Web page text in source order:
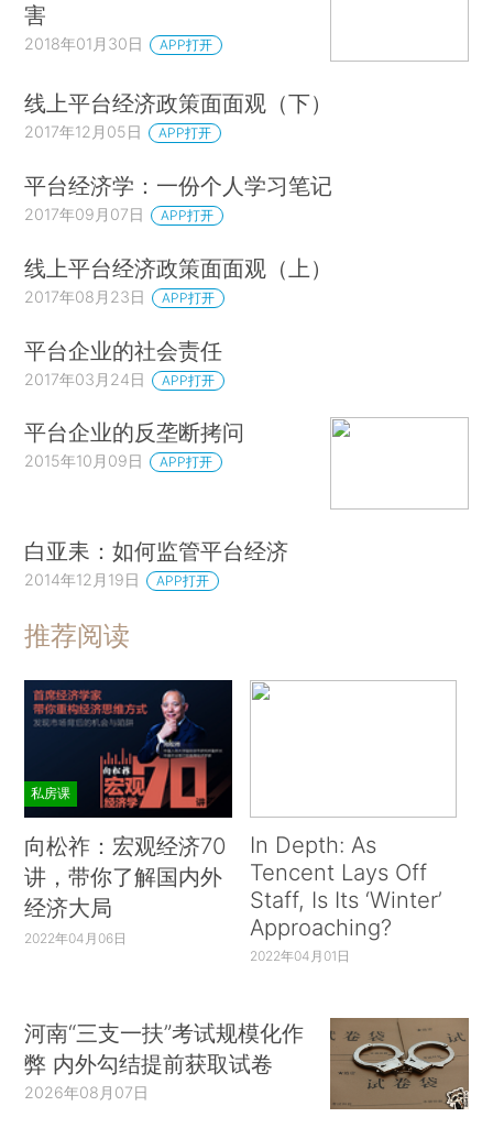
害
2018年01月30日 APP打开
线上平台经济政策面面观（下）
2017年12月05日 APP打开
平台经济学：一份个人学习笔记
2017年09月07日 APP打开
线上平台经济政策面面观（上）
2017年08月23日 APP打开
平台企业的社会责任
2017年03月24日 APP打开
平台企业的反垄断拷问
2015年10月09日 APP打开
白亚耒：如何监管平台经济
2014年12月19日 APP打开
推荐阅读
私房课
向松祚：宏观经济70
讲，带你了解国内外
经济大局
2022年04月06日
In Depth: As
Tencent Lays Off
Staff, Is Its ‘Winter’
Approaching?
2022年04月01日
河南“三支一扶”考试规模化作
弊 内外勾结提前获取试卷
2026年08月07日